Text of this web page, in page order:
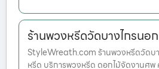
ร้านพวงหรีดวัดบางไกรนอ
StyleWreath.com ร้านพวงหรีดวัดบ
หรีด บริการพวงหรีด ดอกไม้จัดงานศพ